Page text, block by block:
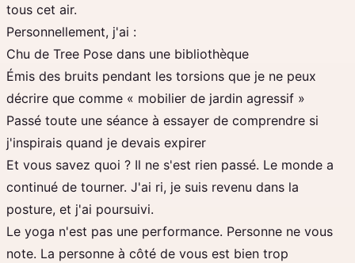
tous cet air.
Personnellement, j'ai :
Chu de Tree Pose dans une bibliothèque
Émis des bruits pendant les torsions que je ne peux
décrire que comme « mobilier de jardin agressif »
Passé toute une séance à essayer de comprendre si
j'inspirais quand je devais expirer
Et vous savez quoi ? Il ne s'est rien passé. Le monde a
continué de tourner. J'ai ri, je suis revenu dans la
posture, et j'ai poursuivi.
Le yoga n'est pas une performance. Personne ne vous
note. La personne à côté de vous est bien trop